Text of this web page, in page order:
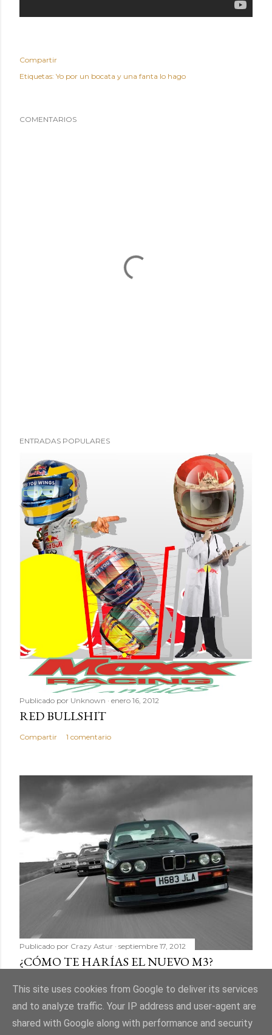
Compartir
Etiquetas: Yo por un bocata y una fanta lo hago
COMENTARIOS
ENTRADAS POPULARES
Publicado por Unknown enero 16, 2012
RED BULLSHIT
Compartir 1 comentario
Publicado por Crazy Astur septiembre 17, 2012
¿CÓMO TE HARÍAS EL NUEVO M3?
This site uses cookies from Google to deliver its services
and to analyze traffic. Your IP address and user-agent are
shared with Google along with performance and security